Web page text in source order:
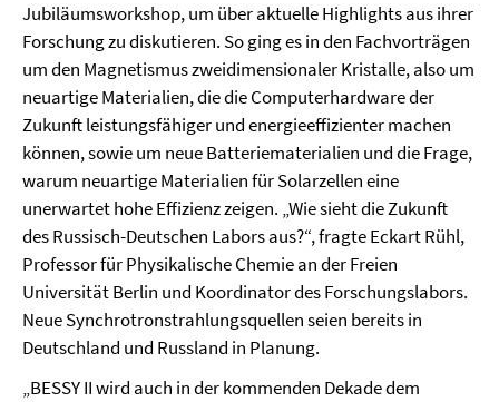
Jubiläumsworkshop, um über aktuelle Highlights aus ihrer
Forschung zu diskutieren. So ging es in den Fachvorträgen
um den Magnetismus zweidimensionaler Kristalle, also um
neuartige Materialien, die die Computerhardware der
Zukunft leistungsfähiger und energieeffizienter machen
können, sowie um neue Batteriematerialien und die Frage,
warum neuartige Materialien für Solarzellen eine
unerwartet hohe Effizienz zeigen. „Wie sieht die Zukunft
des Russisch-Deutschen Labors aus?“, fragte Eckart Rühl,
Professor für Physikalische Chemie an der Freien
Universität Berlin und Koordinator des Forschungslabors.
Neue Synchrotronstrahlungsquellen seien bereits in
Deutschland und Russland in Planung.
„BESSY II wird auch in der kommenden Dekade dem